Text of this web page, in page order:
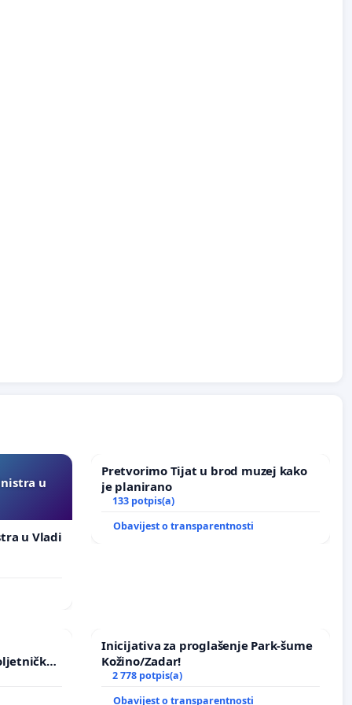
u
u Vladi
Pretvorimo Tijat u brod muzej kako
je planirano
133 potpis(a)
Obavijest o transparentnosti
Inicijativa za proglašenje Park-šume
Kožino/Zadar!
2 778 potpis(a)
Obavijest o transparentnosti